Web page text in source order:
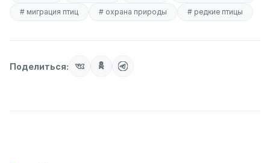
# миграция птиц
# охрана природы # редкие птицы
Поделиться: